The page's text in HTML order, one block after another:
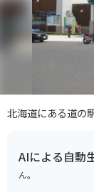
北海道にある道の
AIによる自動
ん。